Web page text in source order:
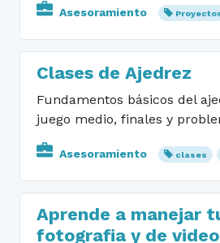
Asesoramiento
Clases de Ajedrez
Fundamentos básicos del
juego medio, finales y
Asesoramiento clases
Aprende a manejar
fotografia y de